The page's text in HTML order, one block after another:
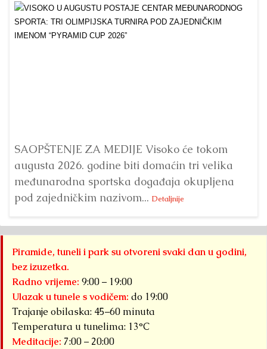
SAOPŠTENJE ZA MEDIJE Visoko će tokom
augusta 2026. godine biti domaćin tri velika
međunarodna sportska događaja okupljena
pod zajedničkim nazivom... Detaljnije
Piramide, tuneli i park su otvoreni svaki dan u godini,
bez izuzetka.
Radno vrijeme: 9:00 – 19:00
Ulazak u tunele s vodičem: do 19:00
Trajanje obilaska: 45–60 minuta
Temperatura u tunelima: 13°C
Meditacije: 7:00 – 20:00